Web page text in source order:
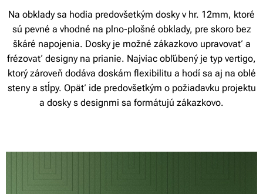
Na obklady sa hodia predovšetkým dosky v hr. 12mm, ktoré
sú pevné a vhodné na plno-plošné obklady, pre skoro bez
škáré napojenia. Dosky je možné zákazkovo upravovať a
frézovať designy na prianie. Najviac obľúbený je typ vertigo,
ktorý zároveň dodáva doskám flexibilitu a hodí sa aj na oblé
steny a stĺpy. Opäť ide predovšetkým o požiadavku projektu
a dosky s designmi sa formátujú zákazkovo.